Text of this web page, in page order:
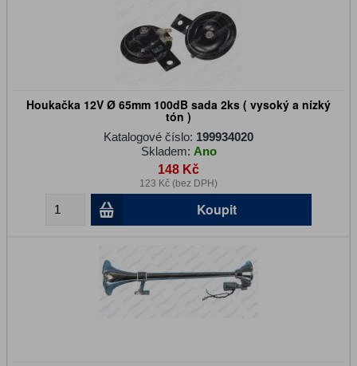
Houkačka 12V Ø 65mm 100dB sada 2ks ( vysoký a nízký
tón )
Katalogové číslo: 199934020
Skladem: Ano
148 Kč
123 Kč (bez DPH)
Koupit